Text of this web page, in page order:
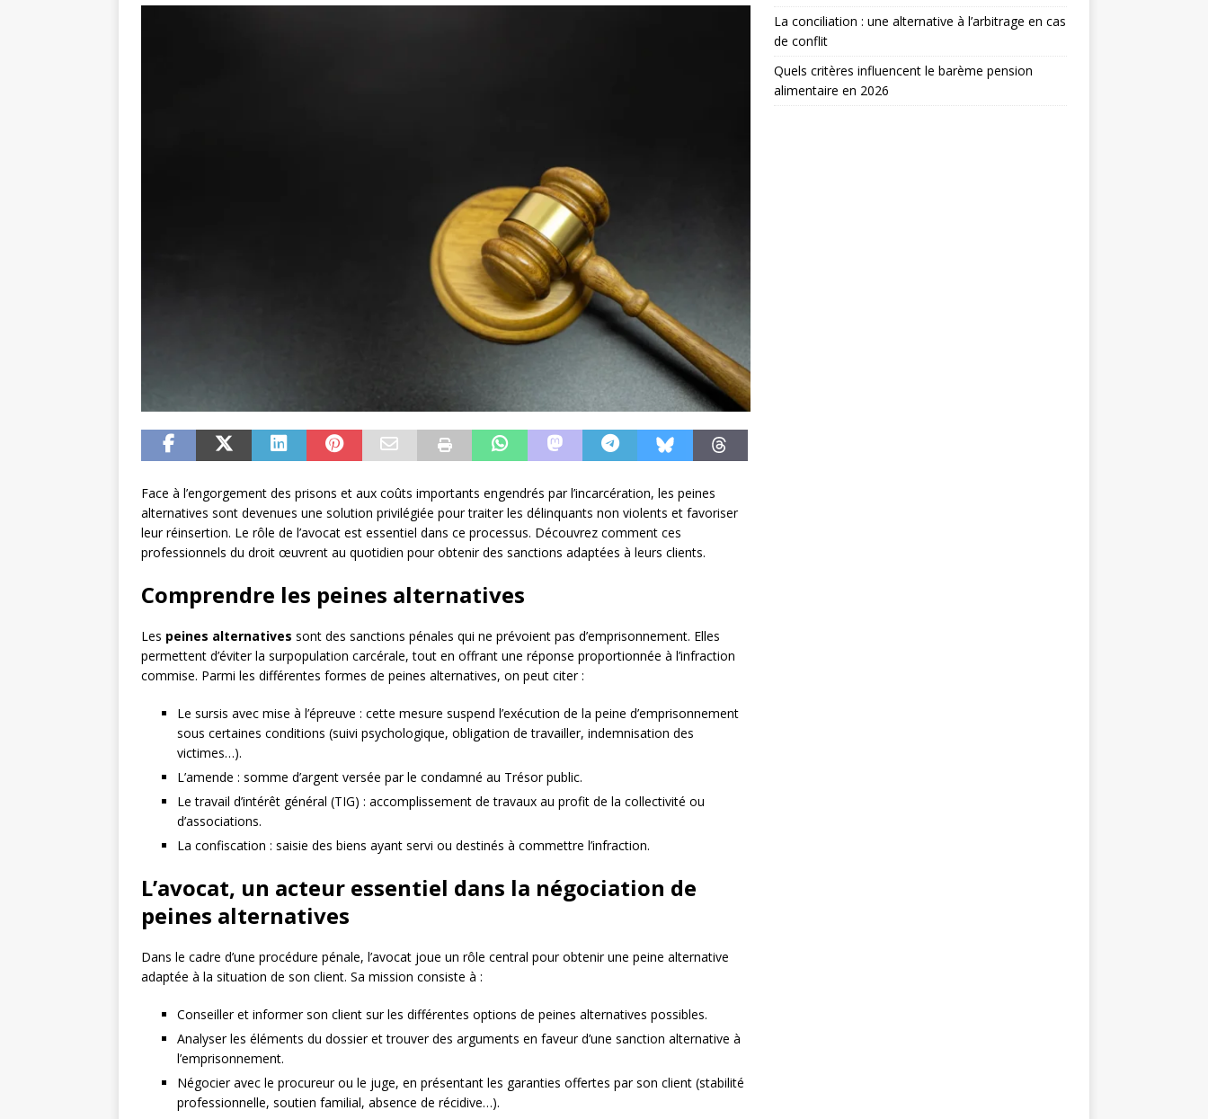
Face à l’engorgement des prisons et aux coûts importants engendrés par l’incarcération, les peines
alternatives sont devenues une solution privilégiée pour traiter les délinquants non violents et favoriser
leur réinsertion. Le rôle de l’avocat est essentiel dans ce processus. Découvrez comment ces
professionnels du droit œuvrent au quotidien pour obtenir des sanctions adaptées à leurs clients.
Comprendre les peines alternatives
Les peines alternatives sont des sanctions pénales qui ne prévoient pas d’emprisonnement. Elles
permettent d’éviter la surpopulation carcérale, tout en offrant une réponse proportionnée à l’infraction
commise. Parmi les différentes formes de peines alternatives, on peut citer :
Le sursis avec mise à l’épreuve : cette mesure suspend l’exécution de la peine d’emprisonnement
sous certaines conditions (suivi psychologique, obligation de travailler, indemnisation des
victimes…).
L’amende : somme d’argent versée par le condamné au Trésor public.
Le travail d’intérêt général (TIG) : accomplissement de travaux au profit de la collectivité ou
d’associations.
La confiscation : saisie des biens ayant servi ou destinés à commettre l’infraction.
L’avocat, un acteur essentiel dans la négociation de
peines alternatives
Dans le cadre d’une procédure pénale, l’avocat joue un rôle central pour obtenir une peine alternative
adaptée à la situation de son client. Sa mission consiste à :
Conseiller et informer son client sur les différentes options de peines alternatives possibles.
Analyser les éléments du dossier et trouver des arguments en faveur d’une sanction alternative à
l’emprisonnement.
Négocier avec le procureur ou le juge, en présentant les garanties offertes par son client (stabilité
professionnelle, soutien familial, absence de récidive…).
La conciliation : une alternative à l’arbitrage en cas
de conflit
Quels critères influencent le barème pension
alimentaire en 2026